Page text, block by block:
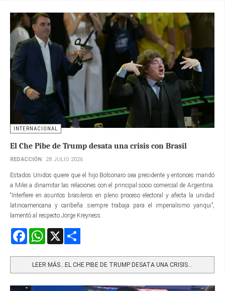
INTERNACIONAL
El Che Pibe de Trump desata una crisis con Brasil
REDACCIÓN 28 JULIO 2026
Estados Unidos quiere que el hijo Bolsonaro sea presidente y entonces mandó
a Milei a dinamitar las relaciones con el principal socio comercial de Argentina.
“Interfiere en asuntos brasileros en pleno proceso electoral y afecta la unidad
latinoamericana y caribeña...siempre trabaja para el imperialismo yanqui”,
lamentó al respecto Jorge Kreyness.
FacebookWhatsApp
LEER MÁS…EL CHE PIBE DE TRUMP DESATA UNA CRISIS...